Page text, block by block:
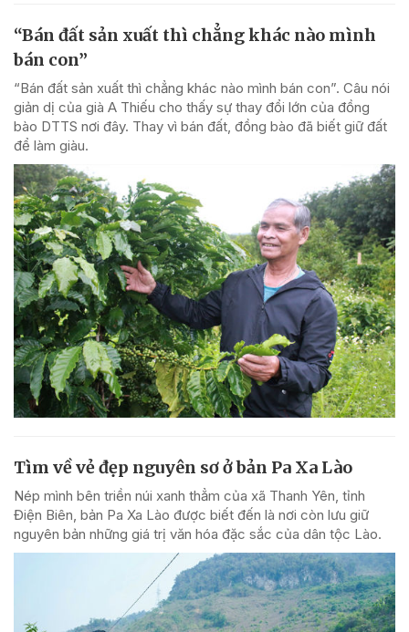
“Bán đất sản xuất thì chẳng khác nào mình
bán con”
“Bán đất sản xuất thì chẳng khác nào mình bán con”. Câu nói
giản dị của già A Thiếu cho thấy sự thay đổi lớn của đồng
bào DTTS nơi đây. Thay vì bán đất, đồng bào đã biết giữ đất
để làm giàu.
Tìm về vẻ đẹp nguyên sơ ở bản Pa Xa Lào
Nép mình bên triền núi xanh thẳm của xã Thanh Yên, tỉnh
Điện Biên, bản Pa Xa Lào được biết đến là nơi còn lưu giữ
nguyên bản những giá trị văn hóa đặc sắc của dân tộc Lào.